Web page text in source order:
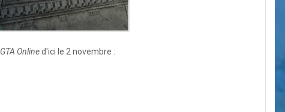
GTA Onlined'ici le 2 novembre :